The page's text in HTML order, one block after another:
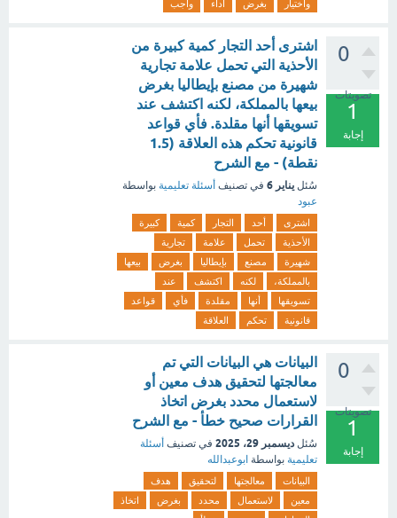
واختيار بغرض اداء واجب
0
تصويتات
1
إجابة
اشترى أحد التجار كمية كبيرة من
الأحذية التي تحمل علامة تجارية
شهيرة من مصنع بإيطاليا بغرض
بيعها بالمملكة، لكنه اكتشف عند
تسويقها أنها مقلدة. فأي قواعد
قانونية تحكم هذه العلاقة (1.5
نقطة) - مع الشرح
سُئل يناير 6 في تصنيف أسئلة تعليمية بواسطة
عبود
اشترى أحد التجار كمية
كبيرة
الأحذية
تحمل علامة
تجارية
شهيرة
مصنع بإيطاليا بغرض
بيعها
بالمملكة،
لكنه اكتشف
عند
تسويقها
أنها مقلدة فأي
قواعد
قانونية
تحكم العلاقة
0
تصويتات
1
إجابة
البيانات هي البيانات التي تم
معالجتها لتحقيق هدف معين أو
لاستعمال محدد بغرض اتخاذ
القرارات صحيح خطأ - مع الشرح
سُئل ديسمبر 29، 2025 في تصنيف أسئلة
تعليمية بواسطة ابوعبدالله
البيانات معالجتها لتحقيق
هدف
معين
لاستعمال محدد بغرض
اتخاذ